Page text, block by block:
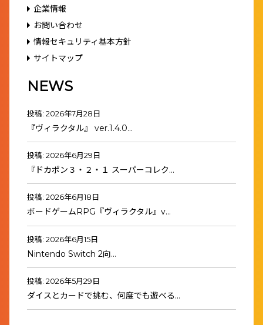
企業情報
お問い合わせ
情報セキュリティ基本方針
サイトマップ
NEWS
投稿: 2026年7月28日
『ヴィラクタル』 ver.1.4.0…
投稿: 2026年6月29日
『ドカポン３・２・１ スーパーコレク…
投稿: 2026年6月18日
ボードゲームRPG『ヴィラクタル』v…
投稿: 2026年6月15日
Nintendo Switch 2向…
投稿: 2026年5月29日
ダイスとカードで挑む、何度でも遊べる…